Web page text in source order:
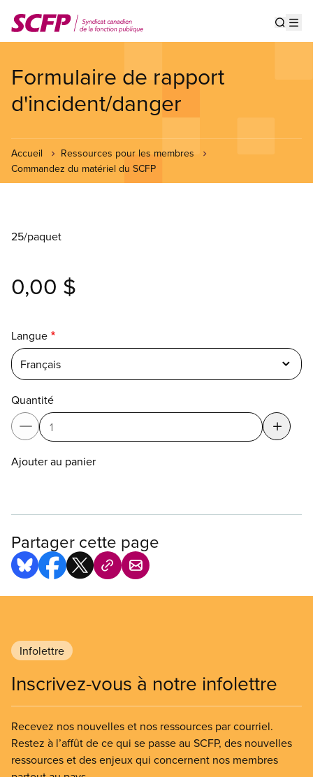
au
contenu
Formulaire de rapport
d'incident/danger
Accueil
Ressources pour les membres
Commandez du matériel du SCFP
25/paquet
0,00 $
Langue
Français
Quantité
Ajouter au panier
Partager cette page
Infolettre
Inscrivez-vous à notre infolettre
Recevez nos nouvelles et nos ressources par courriel.
Restez à l’affût de ce qui se passe au SCFP, des nouvelles
ressources et des enjeux qui concernent nos membres